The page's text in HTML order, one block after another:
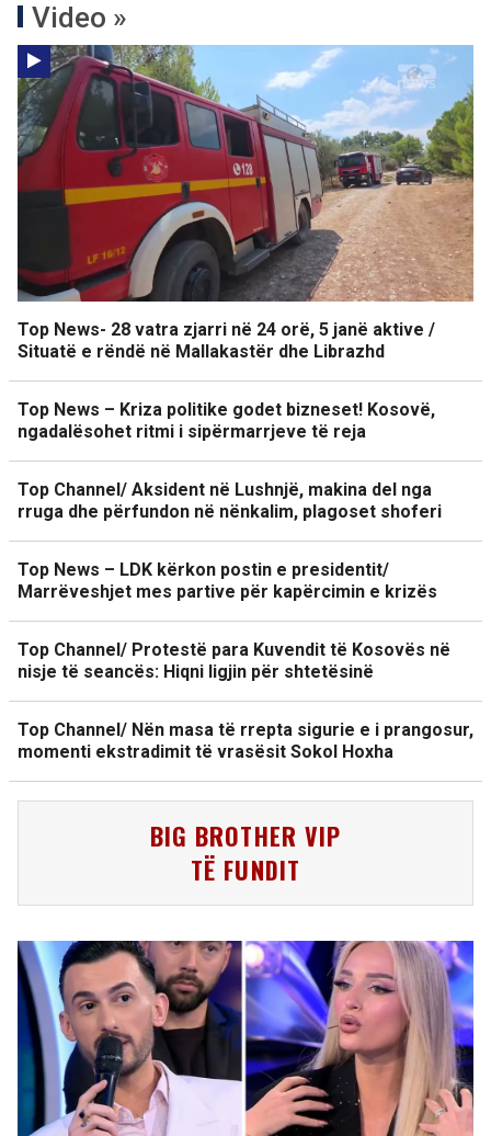
Video »
Top News- 28 vatra zjarri në 24 orë, 5 janë aktive /
Situatë e rëndë në Mallakastër dhe Librazhd
Top News – Kriza politike godet bizneset! Kosovë,
ngadalësohet ritmi i sipërmarrjeve të reja
Top Channel/ Aksident në Lushnjë, makina del nga
rruga dhe përfundon në nënkalim, plagoset shoferi
Top News – LDK kërkon postin e presidentit/
Marrëveshjet mes partive për kapërcimin e krizës
Top Channel/ Protestë para Kuvendit të Kosovës në
nisje të seancës: Hiqni ligjin për shtetësinë
Top Channel/ Nën masa të rrepta sigurie e i prangosur,
momenti ekstradimit të vrasësit Sokol Hoxha
BIG BROTHER VIP
TË FUNDIT